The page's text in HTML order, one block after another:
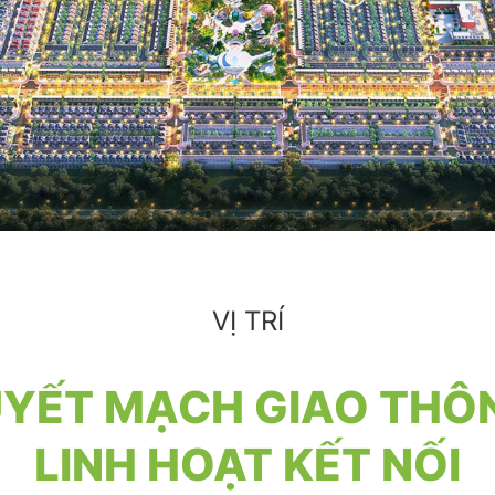
VỊ TRÍ
MẠCH GIAO
LINH HOẠT KẾT NỐI